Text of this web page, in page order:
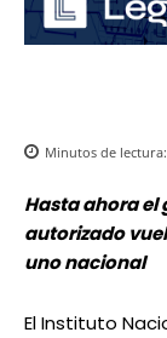
Minutos de lectura:
Hasta ahora el
autorizado
uno nacional
El Instituto